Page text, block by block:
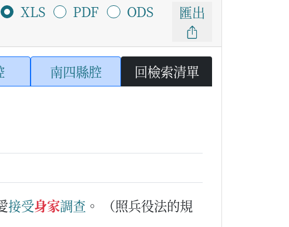
XLS PDF ODS 匯出
南四縣腔 回檢索清單
接受身家調查 。
（照兵役法的規